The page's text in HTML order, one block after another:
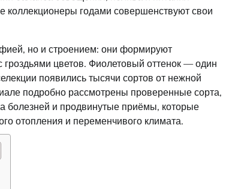
годами совершенствуют свои
но и строением: они формируют
цветов. Фиолетовый оттенок — один
появились тысячи сортов от нежной
подробно рассмотрены проверенные сорта,
болезней и продвинутые приёмы, которые
отопления и переменчивого климата.